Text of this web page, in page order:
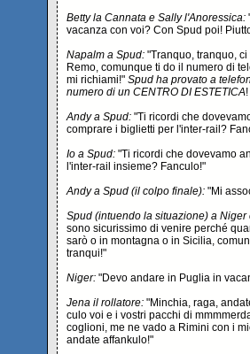
Betty la Cannata e Sally l'Anoressica:
vacanza con voi? Con Spud poi!
Napalm a Spud: "Tranquo, tranquo,
Remo, comunque ti do il numero di
mi richiami!" Spud ha provato a
numero di un CENTRO DI ESTETICA!
Andy a Spud: "Ti ricordi che
comprare i biglietti per l'inter-rail?
Io a Spud: "Ti ricordi che dovevamo
l'inter-rail insieme? Fanculo!"
Andy a Spud (il colpo finale): "Mi
Spud (intuendo la situazione) a Niger
sono sicurissimo di venire perché
sarò o in montagna o in Sicilia,
tranqui!"
Niger: "Devo andare in Puglia in
Jena il rollatore: "Minchia, raga,
culo voi e i vostri pacchi di
coglioni, me ne vado a Rimini con i
andate affankulo!"